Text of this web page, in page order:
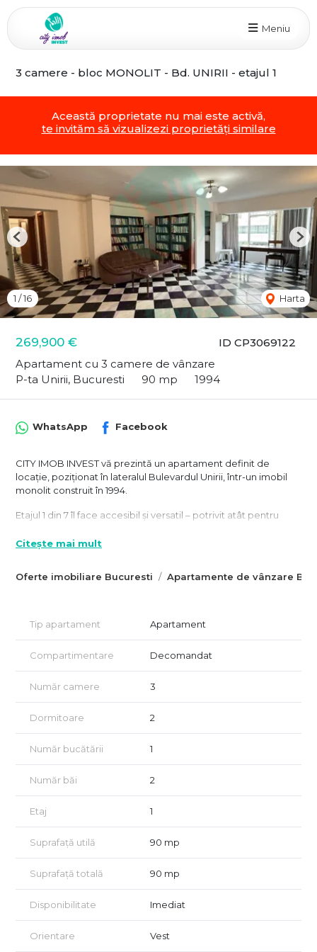
Meniu
3 camere - bloc MONOLIT - Bd. UNIRII - etajul 1
Această proprietate nu mai este activă,
te invităm să vizualizezi proprietăți similare
ID CP3069122
269,900 €
Apartament cu 3 camere de vânzare
P-ta Unirii, Bucuresti
90 mp 1994
1 /16 Harta
Previous
Oferte imobiliare Bucuresti Apartamente de vânzare
WhatsApp Facebook
CITY IMOB INVEST vă prezintă un apartament definit de
locație, poziționat în lateralul Bulevardul Unirii, într-un imobil
monolit construit în 1994.
Etajul 1 din 7 îl face accesibil și versatil – potrivit atât pentru
Localizarea este una dintre cele mai bine conectate din oraș:
– in proximitate de Biblioteca Națională a României
– la 2 pasi de tribunalului Bucuresti, restaurante, scoli, gradinte,
marketuri sau banci
Suprafața de 90 mp este distribuită eficient, dar cu un accent
clar pe zona de zi:
bucătărie de 8,4 mp integrată funcțional
– două dormitoare (15,4 mp și 18,2 mp)
– două băi
– holuri generoase
permite și reconfigurări pentru cei care își doresc delimitări
mai clasice.
Un avantaj major:
✔ instalația electrică complet refăcută
Citește mai mult
Tip apartament Apartament
Compartimentare Decomandat
Număr camere 3
Dormitoare 2
Număr bucătării 1
Număr băi 2
Etaj 1
Suprafață utilă 90 mp
Suprafață totală 90 mp
Disponibilitate Imediat
Orientare Vest